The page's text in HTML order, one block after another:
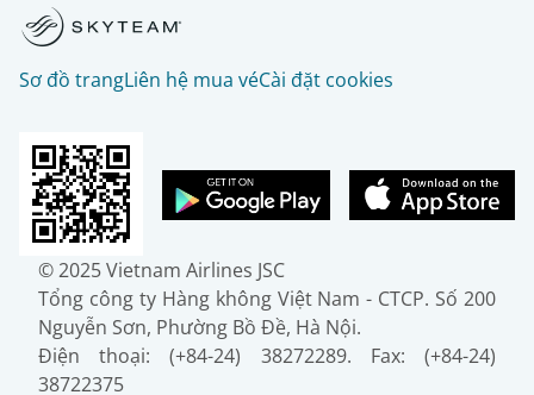
Sơ đồ trangLiên hệ mua véCài đặt cookies
© 2025 Vietnam Airlines JSC
Tổng công ty Hàng không Việt Nam - CTCP. Số 200
Nguyễn Sơn, Phường Bồ Đề, Hà Nội.
Điện thoại: (+84-24) 38272289. Fax: (+84-24)
38722375